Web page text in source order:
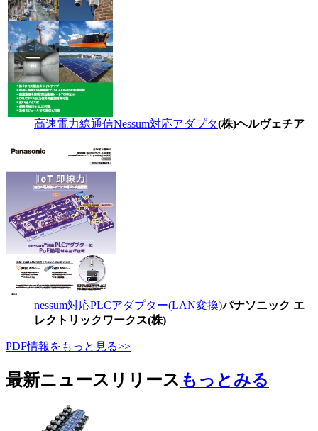
高速電力線通信Nessum対応アダプタ(株)ヘルヴェチア
nessum対応PLCアダプター(LAN変換)パナソニック エ
レクトリックワークス(株)
PDF情報をもっと見る>>
最新ニュースリリース もっとみる